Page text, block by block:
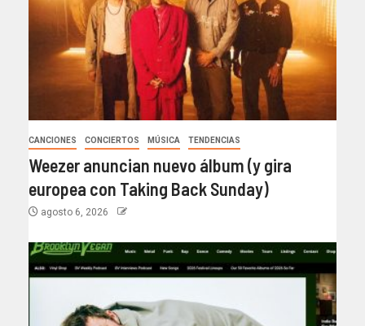
CANCIONES CONCIERTOS MÚSICA TENDENCIAS
Weezer anuncian nuevo álbum (y gira
europea con Taking Back Sunday)
agosto 6, 2026